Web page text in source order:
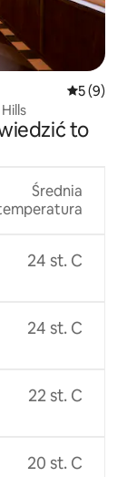
Średnia
5 (9)
to
Średnia
24 st. C
24 st. C
22 st. C
20 st. C